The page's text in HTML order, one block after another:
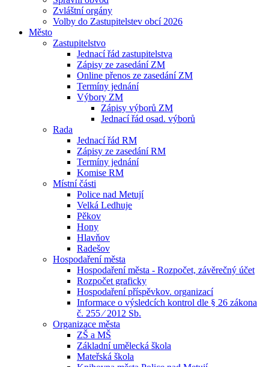
Zvláštní orgány
Volby do Zastupitelstev obcí 2026
Město
Zastupitelstvo
Jednací řád zastupitelstva
Zápisy ze zasedání ZM
Online přenos ze zasedání ZM
Termíny jednání
Výbory ZM
Zápisy výborů ZM
Jednací řád osad. výborů
Rada
Jednací řád RM
Zápisy ze zasedání RM
Termíny jednání
Komise RM
Místní části
Police nad Metují
Velká Ledhuje
Pěkov
Hony
Hlavňov
Radešov
Hospodaření města
Hospodaření města - Rozpočet, závěrečný účet
Rozpočet graficky
Hospodaření příspěvkov. organizací
Informace o výsledcích kontrol dle § 26 zákona
č. 255 ⁄ 2012 Sb.
Organizace města
ZŠ a MŠ
Základní umělecká škola
Mateřská škola